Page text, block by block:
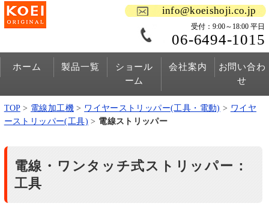
info@koeishoji.co.jp
受付：9:00～18:00 平日
06-6494-1015
ホーム 製品一覧
ショール
ーム
会社案内
お問い合わ
せ
TOP> 電線加工機> ワイヤーストリッパー(工具・電動) > ワイヤ
ーストリッパー(工具) > 電線ストリッパー
電線・ワンタッチ式ストリッパー：
工具